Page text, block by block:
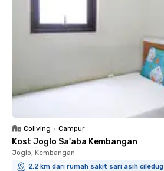
Coliving • Campur
Kost Joglo Sa'aba Kembangan
Joglo, Kembangan
2.2 km dari rumah sakit sari asih ciledug